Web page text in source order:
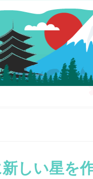
しい星を